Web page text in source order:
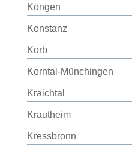
Köngen
Konstanz
Korb
Korntal-Münchingen
Kraichtal
Krautheim
Kressbronn